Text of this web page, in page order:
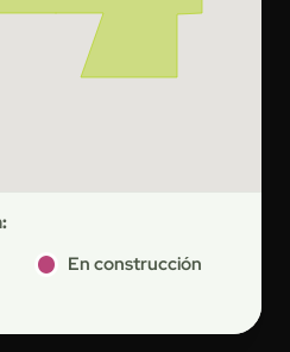
En construcción